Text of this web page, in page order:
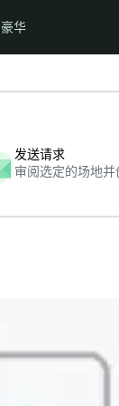
豪华
发送请求
审阅选定的场地